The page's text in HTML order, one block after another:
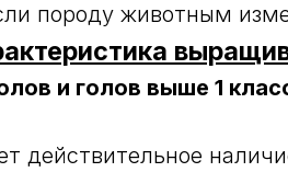
породу животным
и голов выше 1
действительное